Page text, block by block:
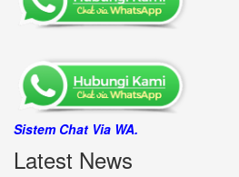
Sistem Chat Via WA.
Latest News